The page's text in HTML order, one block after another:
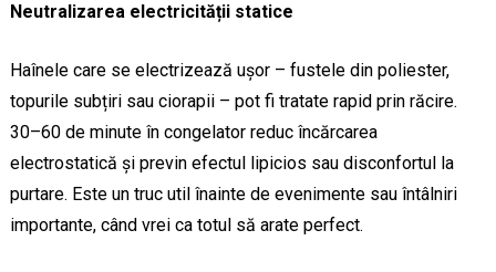
Neutralizarea electricității statice
Haînele care se electrizează ușor – fustele din poliester,
topurile subțiri sau ciorapii – pot fi tratate rapid prin răcire.
30–60 de minute în congelator reduc încărcarea
electrostatică și previn efectul lipicios sau disconfortul la
purtare. Este un truc util înainte de evenimente sau întâlniri
importante, când vrei ca totul să arate perfect.